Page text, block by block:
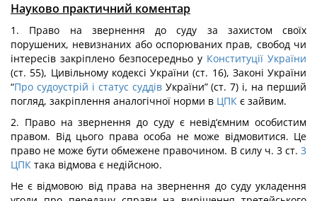
Науково практичний коментар
1. Право на звернення до суду за захистом своїх
порушених, невизнаних або оспорюваних прав, свобод чи
інтересів закріплено безпосередньо у Конституції України
(ст. 55), Цивільному кодексі України (ст. 16), Законі України
“Про судоустрій і статус суддівУкраїни” (ст. 7) і, на перший
погляд, закріплення аналогічної норми в ЦПК є зайвим.
2. Право на звернення до суду є невід‘ємним особистим
правом. Від цього права особа не може відмовитися. Це
право не може бути обмежене правочином. В силу ч. 3 ст. 3
ЦПК така відмова є недійсною.
Не є відмовою від права на звернення до суду укладення